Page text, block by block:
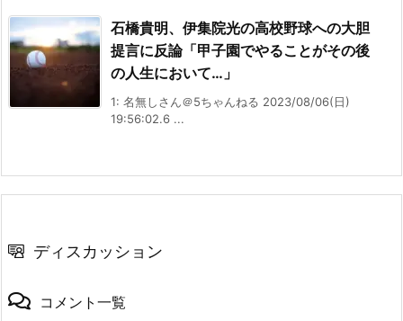
石橋貴明、伊集院光の高校野球への大胆
提言に反論「甲子園でやることがその後
の人生において…」
1: 名無しさん＠5ちゃんねる 2023/08/06(日)
19:56:02.6 ...
ディスカッション
コメント一覧